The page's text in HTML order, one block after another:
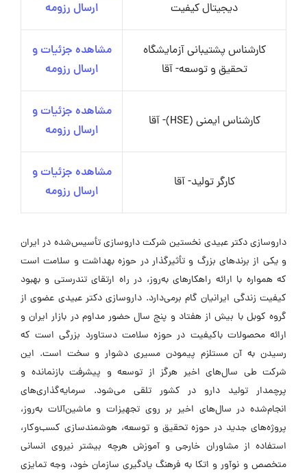
دیجیتال کیفیت
ارسال رزومه
کارشناس پشتیبانی آزمایشگاه
تحقیق و توسعه- آقا
مشاهده جزئیات و
ارسال رزومه
کارشناس ایمنی (HSE)- آقا
مشاهده جزئیات و
ارسال رزومه
کارگر تولید- آقا
مشاهده جزئیات و
ارسال رزومه
داروسازی دکتر عبیدی نخستین شرکت داروسازی تأسیس‌شده در ایران
و یکی از برندهای بزرگ و تأثیرگذار در حوزه بهداشت و سلامت است
که همواره با ارائه راهکارهای به‌روز، در راه ارتقای تندرستی و بهبود
کیفیت زندگی ایرانیان گام برمی‌دارد. داروسازی دکتر عبیدی عضوی از
گروه کوبل با بیش از هفتاد و پنج سال حضور مداوم در بازار ایران و
ارائه محصولات باکیفیت در حوزه سلامت دستاورد بزرگی است که
رسیدن به آن مستلزم پیمودن مسیری دشوار و سخت است. این
شرکت طی سال‌های اخیر هرگز از توسعه و پیشرفت بازنمانده و
پرچمدار تولید دارو در کشور تلقی می‌شود. سرمایه‌گذاری‌های
انجام‌شده در سال‌های اخیر بر روی تجهیزات و ماشین‌آلات به‌روز،
پروژه‌های جدید در حوزه تحقیق و توسعه، هوشمندسازی کسب‌وکار،
استفاده از مشاوران خارجی و آموزش هرچه بیشتر نیروی انسانی
متخصص و نوآور و اتکا به فرهنگ یادگیری سازمان خود، وجه تمایزی